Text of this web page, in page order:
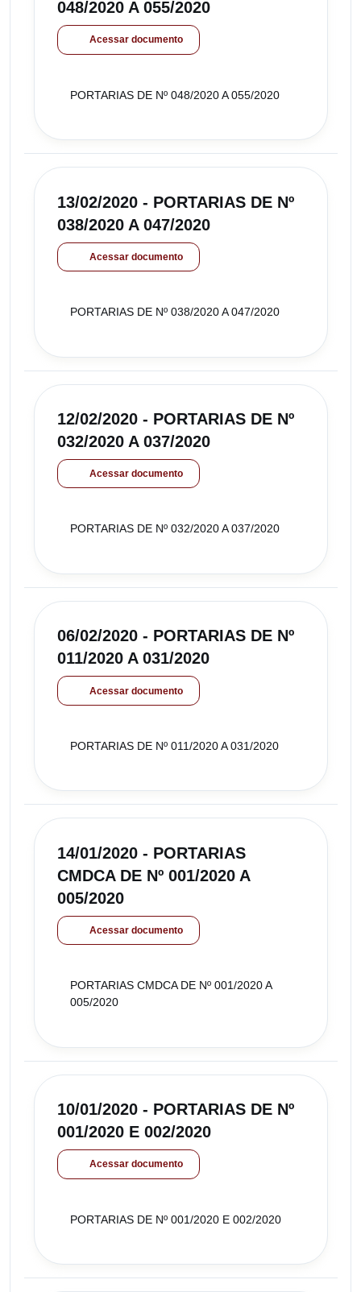
048/2020 A 055/2020
Acessar documento
PORTARIAS DE Nº 048/2020 A 055/2020
13/02/2020 - PORTARIAS DE Nº
038/2020 A 047/2020
Acessar documento
PORTARIAS DE Nº 038/2020 A 047/2020
12/02/2020 - PORTARIAS DE Nº
032/2020 A 037/2020
Acessar documento
PORTARIAS DE Nº 032/2020 A 037/2020
06/02/2020 - PORTARIAS DE Nº
011/2020 A 031/2020
Acessar documento
PORTARIAS DE Nº 011/2020 A 031/2020
14/01/2020 - PORTARIAS
CMDCA DE Nº 001/2020 A
005/2020
Acessar documento
PORTARIAS CMDCA DE Nº 001/2020 A
005/2020
10/01/2020 - PORTARIAS DE Nº
001/2020 E 002/2020
Acessar documento
PORTARIAS DE Nº 001/2020 E 002/2020